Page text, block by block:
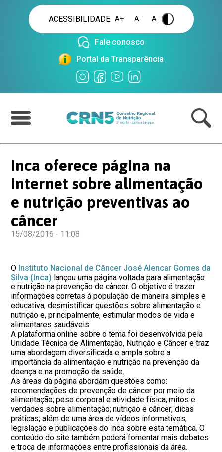
ACESSIBILIDADE A+ A- A .
Fale conosco
Portal da Transparência
Inca oferece página na
internet sobre alimentação
e nutrição preventivas ao
câncer
15/08/2016 - 11:08
O Instituto Nacional de Câncer José Alencar Gomes da
Silva (Inca) lançou uma página voltada para alimentação
e nutrição na prevenção de câncer. O objetivo é trazer
informações corretas à população de maneira simples e
educativa, desmistificar questões sobre alimentação e
nutrição e, principalmente, estimular modos de vida e
alimentares saudáveis.
A plataforma online sobre o tema foi desenvolvida pela
Unidade Técnica de Alimentação, Nutrição e Câncer e traz
uma abordagem diversificada e ampla sobre a
importância da alimentação e nutrição na prevenção da
doença e na promoção da saúde.
As áreas da página abordam questões como:
recomendações de prevenção de câncer por meio da
alimentação; peso corporal e atividade física; mitos e
verdades sobre alimentação; nutrição e câncer; dicas
práticas; além de uma área de vídeos informativos;
legislação e publicações do Inca sobre esta temática. O
conteúdo do site também poderá fomentar mais debates
e troca de informações entre profissionais da área.